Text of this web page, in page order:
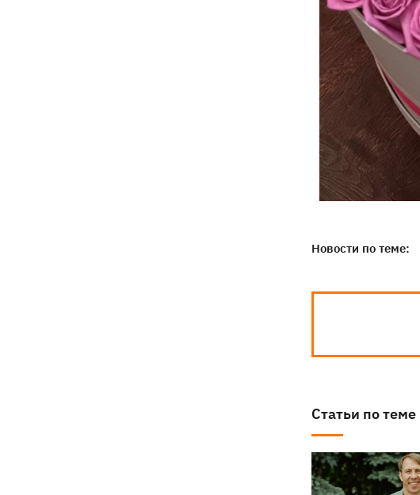
Новости по теме:
Статьи по теме